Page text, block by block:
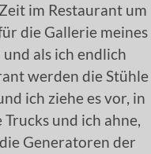
im Restaurant um
die Gallerie meines
als ich endlich
werden die Stühle
ich ziehe es vor, in
und ich ahne,
Generatoren der